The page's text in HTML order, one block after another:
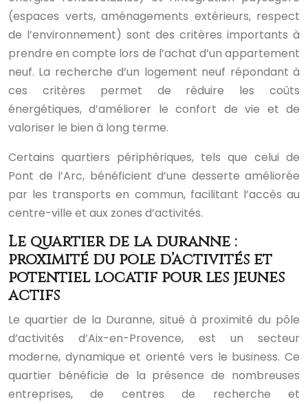
(espaces verts, aménagements extérieurs, respect
de l’environnement) sont des critères importants à
prendre en compte lors de l’achat d’un appartement
neuf. La recherche d’un logement neuf répondant à
ces critères permet de réduire les coûts
énergétiques, d’améliorer le confort de vie et de
valoriser le bien à long terme.
Certains quartiers périphériques, tels que celui de
Pont de l’Arc, bénéficient d’une desserte améliorée
par les transports en commun, facilitant l’accès au
centre-ville et aux zones d’activités.
Le quartier de la duranne :
proximité du pôle d’activités et
potentiel locatif pour les jeunes
actifs
Le quartier de la Duranne, situé à proximité du pôle
d’activités d’Aix-en-Provence, est un secteur
moderne, dynamique et orienté vers le business. Ce
quartier bénéficie de la présence de nombreuses
entreprises, de centres de recherche et